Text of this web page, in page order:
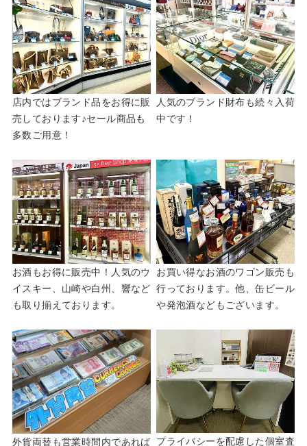
店内ではブランド品をお得に販
売しております♪セール商品も
多数ご用意！
人気のブランド財布も続々入荷
中です！
お酒もお得に販売中！人気のウ
イスキー、山崎や白州、響など
も取り揃えております。
お買い得なお酒のワゴン販売も
行っております。他、缶ビール
や発泡酒などもございます。
外貨両替も営業時間内であれば
プライバシーを配慮した個室査